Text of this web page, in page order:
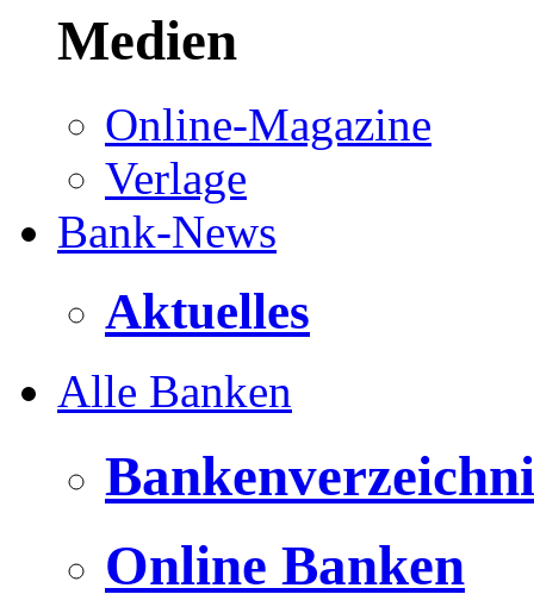
Medien
Online-Magazine
Verlage
Bank-News
Aktuelles
Alle Banken
Online Banken